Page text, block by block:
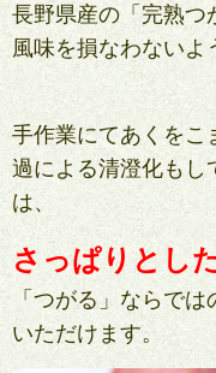
長野県産の「完熟つ
風味を損なわないよ
手作業にてあくをこ
過による清澄化もし
は、
さっぱりとし
「つがる」ならで
いただけます。